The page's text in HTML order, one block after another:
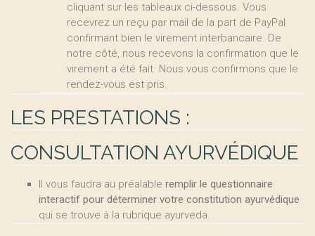
cliquant sur les tableaux ci-dessous. Vous
recevrez un reçu par mail de la part de PayPal
confirmant bien le virement interbancaire. De
notre côté, nous recevons la confirmation que le
virement a été fait. Nous vous confirmons que le
rendez-vous est pris.
LES PRESTATIONS :
CONSULTATION AYURVÉDIQUE
Il vous faudra au préalable remplir le questionnaire
interactif pour déterminer votre constitution ayurvédique
qui se trouve à la rubrique ayurveda.